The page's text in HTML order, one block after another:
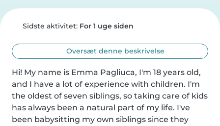
Sidste aktivitet: For 1 uge siden
Oversæt denne beskrivelse
Hi! My name is Emma Pagliuca, I'm 18 years old,
and I have a lot of experience with children. I'm
the oldest of seven siblings, so taking care of kids
has always been a natural part of my life. I've
been babysitting my own siblings since they